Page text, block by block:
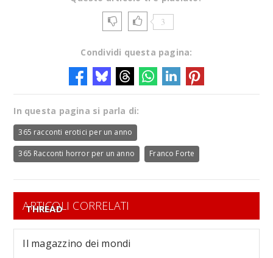
3
Condividi questa pagina:
In questa pagina si parla di:
365 racconti erotici per un anno
365 Racconti horror per un anno Franco Forte
ARTICOLI CORRELATI
THREAD
Il magazzino dei mondi